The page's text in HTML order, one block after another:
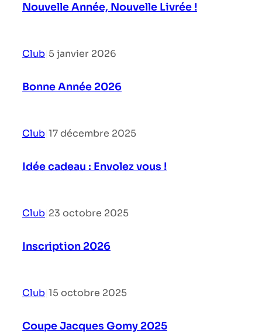
Nouvelle Année, Nouvelle Livrée !
Club 5 janvier 2026
Bonne Année 2026
Club 17 décembre 2025
Idée cadeau : Envolez vous !
Club 23 octobre 2025
Inscription 2026
Club 15 octobre 2025
Coupe Jacques Gomy 2025